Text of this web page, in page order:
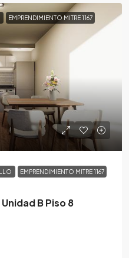
EMPRENDIMIENTO MITRE 1167
EMPRENDIMIENTO MITRE 1167
B Piso 8